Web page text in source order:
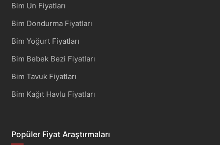
Bim Un Fiyatları
Bim Dondurma Fiyatları
Bim Yoğurt Fiyatları
Bim Bebek Bezi Fiyatları
Bim Tavuk Fiyatları
Bim Kağıt Havlu Fiyatları
Popüler Fiyat Araştırmaları